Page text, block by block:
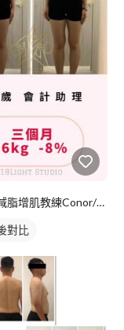
專業減脂增肌教練Conor/運動放鬆
對比